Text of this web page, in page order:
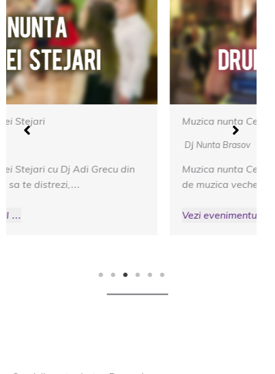
Muzica nunta Cetatea Carului
Muzica nunta Cetatea Carului – Fie ca vorbim
de muzica veche sau nou, cand invitatii…